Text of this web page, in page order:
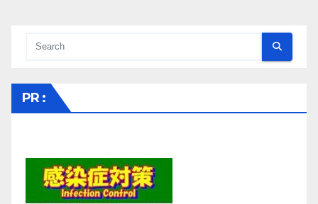
PR :